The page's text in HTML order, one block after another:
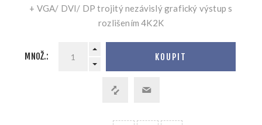
+ VGA/ DVI/ DP trojitý nezávislý grafický výstup s
rozlišením 4K2K
MNOŽ.: KOUPIT